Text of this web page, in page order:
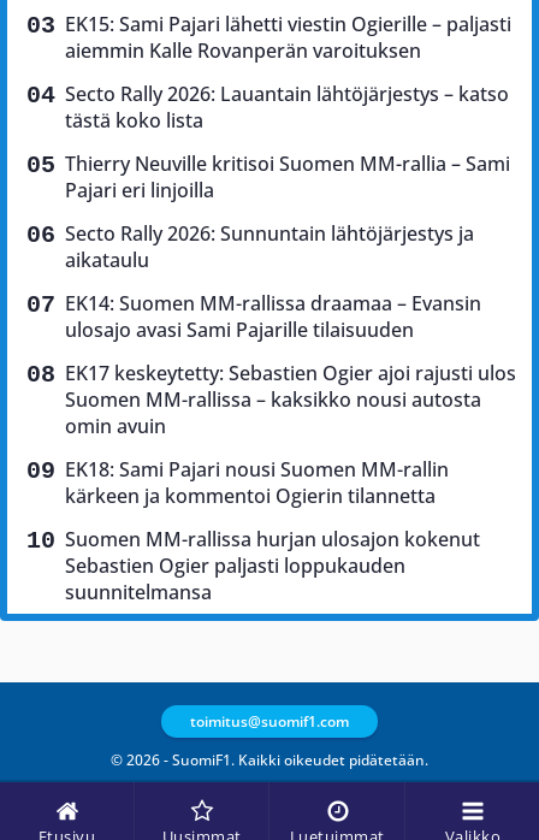
EK15: Sami Pajari lähetti viestin Ogierille – paljasti
aiemmin Kalle Rovanperän varoituksen
Secto Rally 2026: Lauantain lähtöjärjestys – katso
tästä koko lista
Thierry Neuville kritisoi Suomen MM-rallia – Sami
Pajari eri linjoilla
Secto Rally 2026: Sunnuntain lähtöjärjestys ja
aikataulu
EK14: Suomen MM-rallissa draamaa – Evansin
ulosajo avasi Sami Pajarille tilaisuuden
EK17 keskeytetty: Sebastien Ogier ajoi rajusti ulos
Suomen MM-rallissa – kaksikko nousi autosta
omin avuin
EK18: Sami Pajari nousi Suomen MM-rallin
kärkeen ja kommentoi Ogierin tilannetta
Suomen MM-rallissa hurjan ulosajon kokenut
Sebastien Ogier paljasti loppukauden
suunnitelmansa
© 2026 - SuomiF1. Kaikki oikeudet pidätetään.
toimitus@suomif1.com